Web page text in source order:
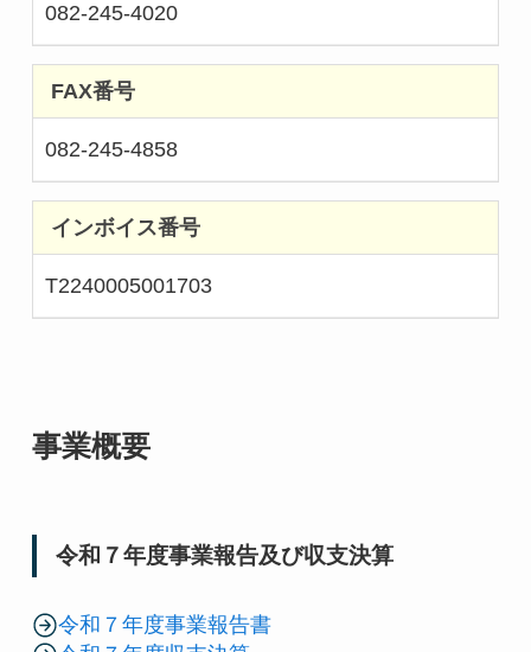
082-245-4020
FAX番号
082-245-4858
インボイス番号
T2240005001703
事業概要
令和７年度事業報告及び収支決算
令和７年度事業報告書